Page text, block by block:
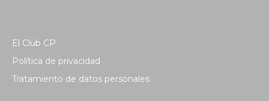
El Club CP
Política de privacidad
Tratamiento de datos personales